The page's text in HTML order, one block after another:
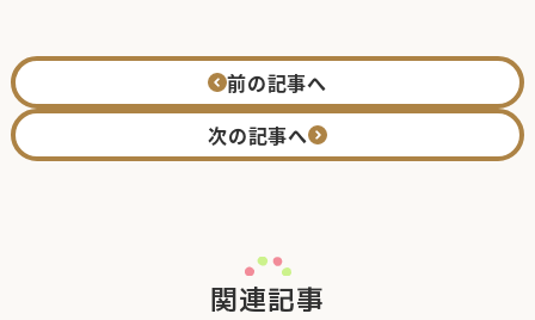
前の記事へ
次の記事へ
関連記事